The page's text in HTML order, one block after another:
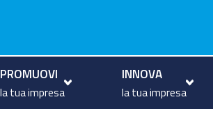
PROMUOVI
la tua impresa
INNOVA
la tua impresa